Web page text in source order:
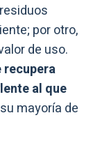
por otro,
de uso.
recupera
al que
mayoría de